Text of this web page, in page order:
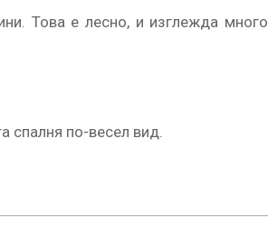
Това е лесно, и изглежда много
спалня по-весел вид.